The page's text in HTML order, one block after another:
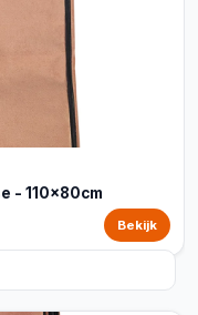
- 110x80cm
Bekijk